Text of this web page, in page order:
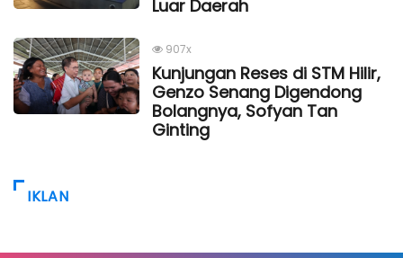
Luar Daerah
907x
Kunjungan Reses di STM Hilir,
Genzo Senang Digendong
Bolangnya, Sofyan Tan
Ginting
IKLAN